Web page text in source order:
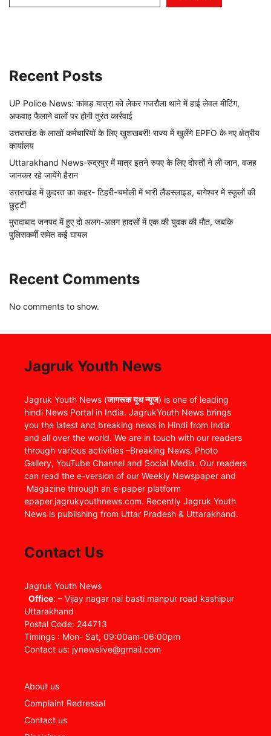
Recent Posts
UP Police News: कांवड़ यात्रा को लेकर गजरौला थाने में हाई लेवल मीटिंग,
अफवाह फैलाने वालों पर होगी तुरंत कार्रवाई
उत्तराखंड के लाखों कर्मचारियों के लिए खुशखबरी! राज्य में खुलेंगे EPFO के नए क्षेत्रीय
कार्यालय
Uttarakhand News-रुद्रपुर में मात्र इतने रुपए के लिए दोस्तों ने ली जान, वजह
जानकर रहे जायेंगे हैरान
उत्तराखंड में कुदरत का कहर- टिहरी-चमोली में भारी लैंडस्लाइड, बागेश्वर में स्कूलों की
छुट्टी
मुरादाबाद जनपद में हुए दो अलग-अलग हादसों में एक की युवक की मौत, जबकि
पुलिसकर्मी समेत कई घायल
Recent Comments
No comments to show.
Jagruk Youth News
Jagruk Youth News (जागरूक यूथ न्यूज) is one of leading
hindi News Portal in India. JagrukYouth News brings
you the latest and breaking news in Hindi from India
and all over the world. We are in touch with our readers
through various activities –Breaking News, Photo
Gallery, YouTube Channel and Social Media. Our readers
can read the e-version of our Weekly Newspaper and
Magazine through an e-paper platform
epaper.jagrukyouthnews.com. Recently Jagruk Youth
News is publishing from Uttar Pradesh & Uttarakhand.
Contact Us
Jagruk Youth News
Office: – Vijay nagar nai basti manpur road kashipur
Uttarakhand
Postal Code: 244713
Timings : Mon- Sat, 09:00am-06:00pm
Contact us: jynewslive@gmail.com
About us
Complaint Redressal
Contact us